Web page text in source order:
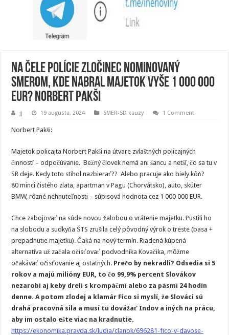
Na čele polície zločinec nominovaný
SMERom, kde nabral majetok vyše 1 000 000
EUR? Norbert Pakši
jj 19 augusta, 2024 SMER-SD kauzy 1 Comment
Norbert Pakši:
Majetok policajta Norbert Pakši na útvare zvlaštných policajných
činností – odpočúvanie. Bežný človek nemá ani šancu a netší, čo sa tu v
SR deje. Kedy toto stihol nazbierať?? Alebo pracuje ako biely kôň?
80 minci čistého zlata, apartman v Pagu (Chorvátsko), auto, skúter
BMW, rôzné nehnuteľnosti – súpisová hodnota cez 1 000 000 EUR.
Chce zabojovať na súde novou žalobou o vrátenie majetku. Pustili ho
na slobodu a sudkyňa ŠTS zrušila celý pôvodný výrok o treste (basa +
prepadnutie majetku). Čaká na nový termín. Riadená kúpená
alternatíva už začala očisťovať podvodníka Kovačika, môžme
očakávať očisťovanie aj ostatných. Prečo by nekradli? Odsedia si 5
rokov a majú milióny EUR, to čo 99,9% percent Slovákov
nezarobí aj keby dreli s krompáčmi alebo za pásmi 24 hodín
denne. A potom zlodej a klamár Fico si myslí, že Slováci sú
drahá pracovná sila a musí tu dovážať Indov a iných na prácu,
aby im ostalo ešte viac na kradnutie.
https://ekonomika.pravda.sk/ludia/clanok/696281-fico-v-davose-